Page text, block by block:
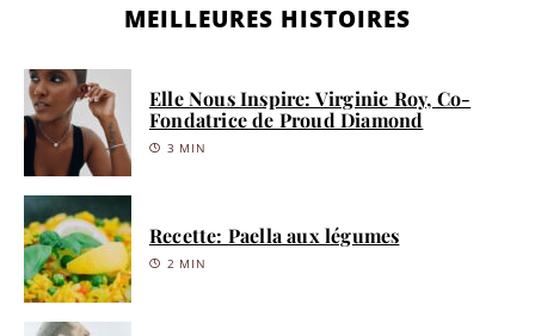
MEILLEURES HISTOIRES
Elle Nous Inspire: Virginie Roy, Co-
Fondatrice de Proud Diamond
3 MIN
Recette: Paella aux légumes
2 MIN